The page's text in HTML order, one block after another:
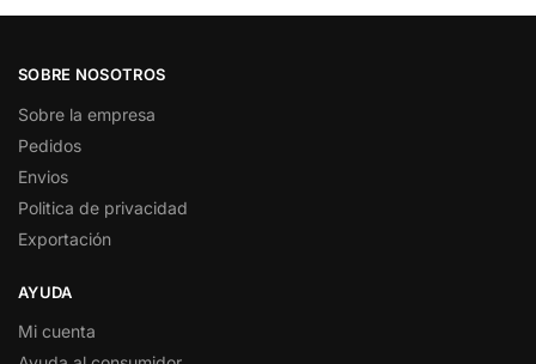
SOBRE NOSOTROS
Sobre la empresa
Pedidos
Envios
Politica de privacidad
Exportación
AYUDA
Mi cuenta